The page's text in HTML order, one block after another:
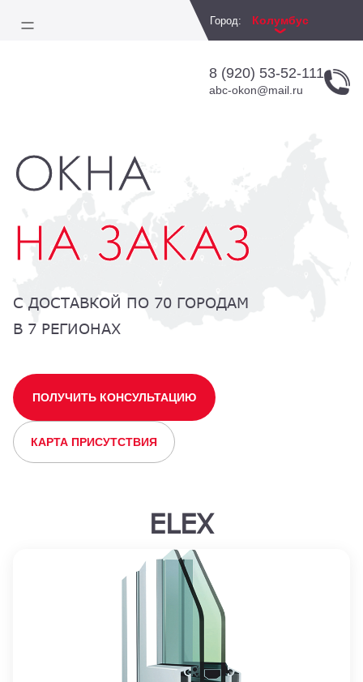
Город: Колумбус
8 (920) 53-52-111
abc-okon@mail.ru
ОКНА
НА ЗАКАЗ
С ДОСТАВКОЙ ПО 70 ГОРОДАМ
В 7 РЕГИОНАХ
ПОЛУЧИТЬ КОНСУЛЬТАЦИЮ
КАРТА ПРИСУТСТВИЯ
ELEX